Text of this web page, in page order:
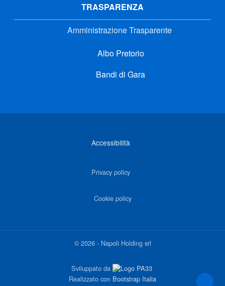
TRASPARENZA
Amministrazione Trasparente
Albo Pretorio
Bandi di Gara
Accessibilità
Privacy policy
Cookie policy
©2026- Napoli Holding srl
Sviluppato da
Realizzato con Bootstrap Italia